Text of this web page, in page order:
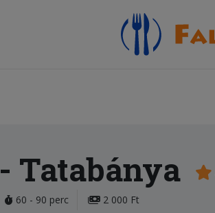
- Tatabánya
60 - 90 perc 2 000 Ft